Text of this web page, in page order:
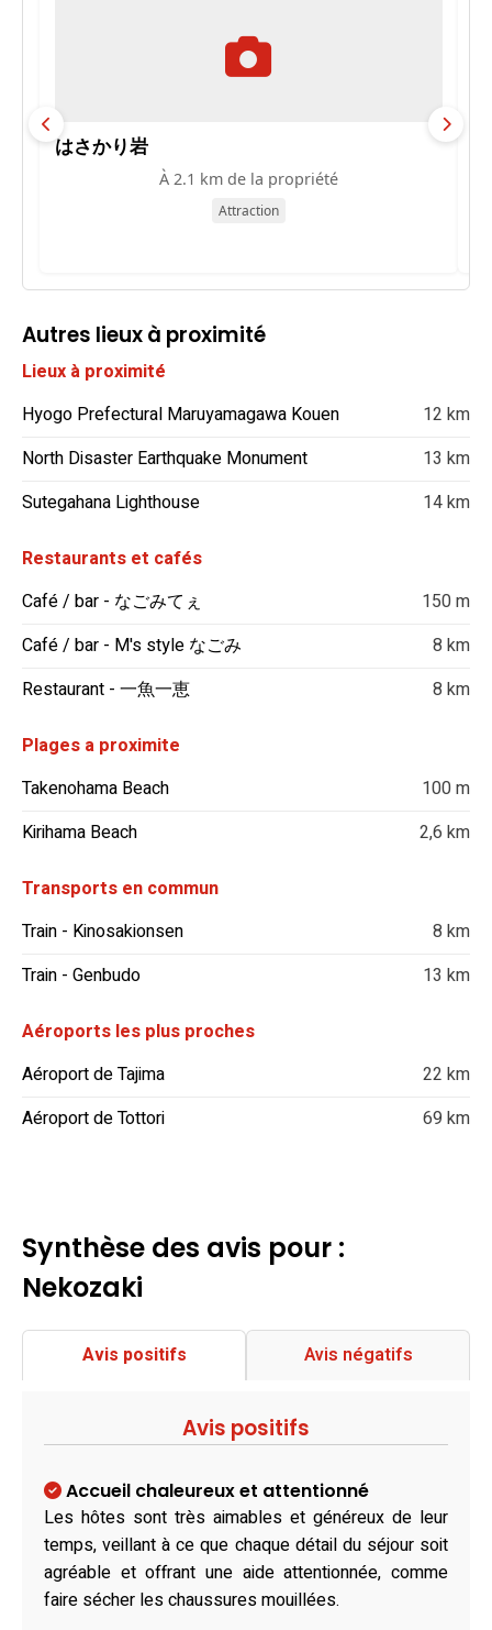
はさかり岩
À 2.1 km de la propriété
Attraction
Autres lieux à proximité
Lieux à proximité
Hyogo Prefectural Maruyamagawa Kouen
12 km
North Disaster Earthquake Monument
13 km
Sutegahana Lighthouse
14 km
Restaurants et cafés
Café / bar - なごみてぇ
150 m
Café / bar - M's style なごみ
8 km
Restaurant - 一魚一恵
8 km
Plages a proximite
Takenohama Beach
100 m
Kirihama Beach
2,6 km
Transports en commun
Train - Kinosakionsen
8 km
Train - Genbudo
13 km
Aéroports les plus proches
Aéroport de Tajima
22 km
Aéroport de Tottori
69 km
Synthèse des avis pour :
Nekozaki
Avis positifs Avis négatifs
Avis positifs
Accueil chaleureux et attentionné
Les hôtes sont très aimables et généreux de leur
temps, veillant à ce que chaque détail du séjour soit
agréable et offrant une aide attentionnée, comme
faire sécher les chaussures mouillées.